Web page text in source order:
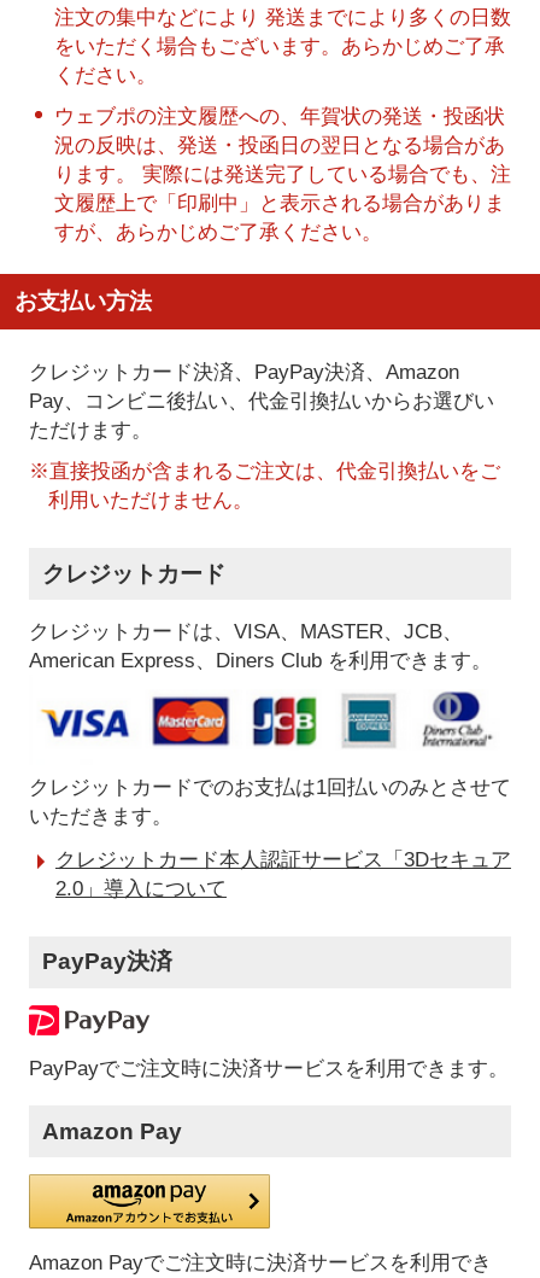
注文の集中などにより 発送までにより多くの日数
をいただく場合もございます。あらかじめご了承
ください。
ウェブポの注文履歴への、年賀状の発送・投函状
況の反映は、発送・投函日の翌日となる場合があ
ります。 実際には発送完了している場合でも、注
文履歴上で「印刷中」と表示される場合がありま
すが、あらかじめご了承ください。
お支払い方法
クレジットカード決済、PayPay決済、Amazon
Pay、コンビニ後払い、代金引換払いからお選びい
ただけます。
※直接投函が含まれるご注文は、代金引換払いをご
利用いただけません。
クレジットカード
クレジットカードは、VISA、MASTER、JCB、
American Express、Diners Club を利用できます。
クレジットカードでのお支払は1回払いのみとさせて
いただきます。
クレジットカード本人認証サービス「3Dセキュア
2.0」導入について
PayPay決済
PayPayでご注文時に決済サービスを利用できます。
Amazon Pay
Amazon Payでご注文時に決済サービスを利用でき